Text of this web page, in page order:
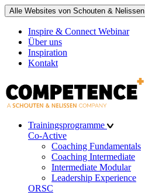
Alle Websites von Schouten & Nelissen
Inspire & Connect Webinar
Über uns
Inspiration
Kontakt
Trainingsprogramme
Co-Active
Coaching Fundamentals
Coaching Intermediate
Intermediate Modular
Leadership Experience
ORSC